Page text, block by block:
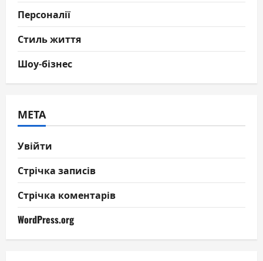
Персоналії
Стиль життя
Шоу-бізнес
МЕТА
Увійти
Стрічка записів
Стрічка коментарів
WordPress.org